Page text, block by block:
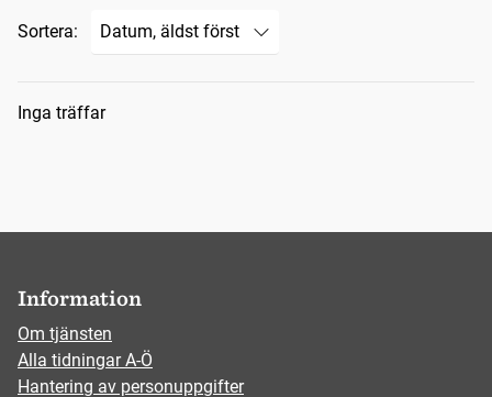
Sortera:
Sökresultat
Inga träffar
Information
Om tjänsten
Alla tidningar A-Ö
Hantering av personuppgifter